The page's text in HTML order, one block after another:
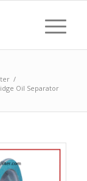
/
Oil Separator